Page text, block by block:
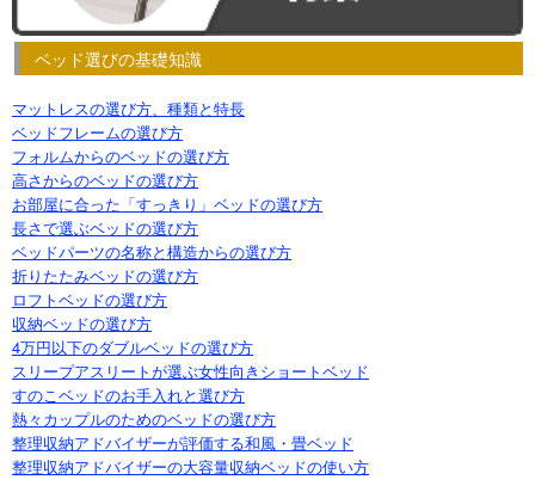
ベッド選びの基礎知識
マットレスの選び方、種類と特長
ベッドフレームの選び方
フォルムからのベッドの選び方
高さからのベッドの選び方
お部屋に合った「すっきり」ベッドの選び方
長さで選ぶベッドの選び方
ベッドパーツの名称と構造からの選び方
折りたたみベッドの選び方
ロフトベッドの選び方
収納ベッドの選び方
4万円以下のダブルベッドの選び方
スリープアスリートが選ぶ女性向きショートベッド
すのこベッドのお手入れと選び方
熱々カップルのためのベッドの選び方
整理収納アドバイザーが評価する和風・畳ベッド
整理収納アドバイザーの大容量収納ベッドの使い方